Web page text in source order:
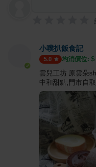
小噗扒飯食記
5.0 均消價位: $
雲兒工坊 原雲朵
中和甜點,門市自